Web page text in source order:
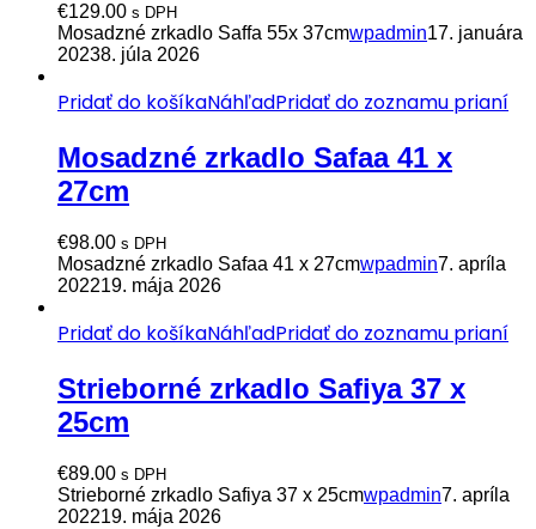
€129.00 s DPH
Mosadzné zrkadlo Saffa 55x 37cmwpadmin17. januára
20238. júla 2026
Pridať do košíkaNáhľadPridať do zoznamu prianí
Mosadzné zrkadlo Safaa 41 x
27cm
€98.00 s DPH
Mosadzné zrkadlo Safaa 41 x 27cmwpadmin7. apríla
202219. mája 2026
Pridať do košíkaNáhľadPridať do zoznamu prianí
Strieborné zrkadlo Safiya 37 x
25cm
€89.00 s DPH
Strieborné zrkadlo Safiya 37 x 25cmwpadmin7. apríla
202219. mája 2026